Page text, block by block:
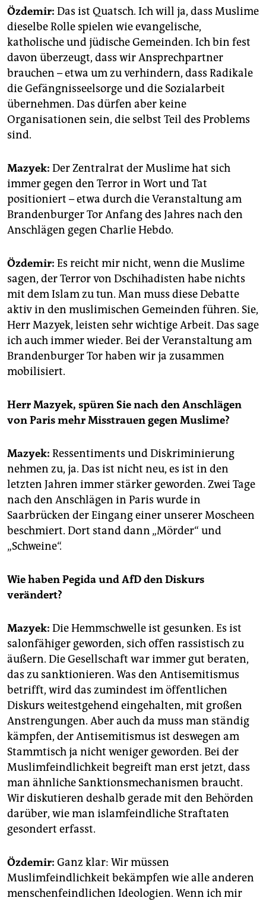
Özdemir: Das ist Quatsch. Ich will ja, dass Muslime
dieselbe Rolle spielen wie evangelische,
katholische und jüdische Gemeinden. Ich bin fest
davon überzeugt, dass wir Ansprechpartner
brauchen – etwa um zu verhindern, dass Radikale
die Gefängnisseelsorge und die Sozialarbeit
übernehmen. Das dürfen aber keine
Organisationen sein, die selbst Teil des Problems
sind.
Mazyek: Der Zentralrat der Muslime hat sich
immer gegen den Terror in Wort und Tat
positioniert – etwa durch die Veranstaltung am
Brandenburger Tor Anfang des Jahres nach den
Anschlägen gegen Charlie Hebdo.
Özdemir: Es reicht mir nicht, wenn die Muslime
sagen, der Terror von Dschihadisten habe nichts
mit dem Islam zu tun. Man muss diese Debatte
aktiv in den muslimischen Gemeinden führen. Sie,
Herr Mazyek, leisten sehr wichtige Arbeit. Das sage
ich auch immer wieder. Bei der Veranstaltung am
Brandenburger Tor haben wir ja zusammen
mobilisiert.
Herr Mazyek, spüren Sie nach den Anschlägen
von Paris mehr Misstrauen gegen Muslime?
Mazyek: Ressentiments und Diskriminierung
nehmen zu, ja. Das ist nicht neu, es ist in den
letzten Jahren immer stärker geworden. Zwei Tage
nach den Anschlägen in Paris wurde in
Saarbrücken der Eingang einer unserer Moscheen
beschmiert. Dort stand dann „Mörder“ und
„Schweine“.
Wie haben Pegida und AfD den Diskurs
verändert?
Mazyek: Die Hemmschwelle ist gesunken. Es ist
salonfähiger geworden, sich offen rassistisch zu
äußern. Die Gesellschaft war immer gut beraten,
das zu sanktionieren. Was den Antisemitismus
betrifft, wird das zumindest im öffentlichen
Diskurs weitestgehend eingehalten, mit großen
Anstrengungen. Aber auch da muss man ständig
kämpfen, der Antisemitismus ist deswegen am
Stammtisch ja nicht weniger geworden. Bei der
Muslimfeindlichkeit begreift man erst jetzt, dass
man ähnliche Sanktionsmechanismen braucht.
Wir diskutieren deshalb gerade mit den Behörden
darüber, wie man islamfeindliche Straftaten
gesondert erfasst.
Özdemir: Ganz klar: Wir müssen
Muslimfeindlichkeit bekämpfen wie alle anderen
menschenfeindlichen Ideologien. Wenn ich mir